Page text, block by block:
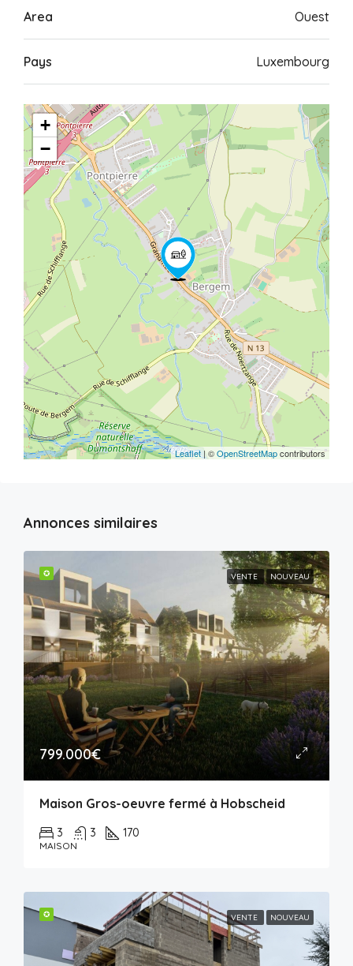
Area Ouest
Pays Luxembourg
+
−
Leaflet| ©OpenStreetMapcontributors
Annonces similaires
✪ VENTE NOUVEAU
799.000€
Maison Gros-oeuvre fermé à Hobscheid
3 3 170
MAISON
✪ VENTE NOUVEAU